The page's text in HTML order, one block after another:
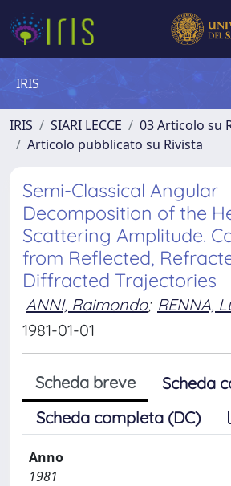
IRIS
IRIS SIARI LECCE
03 Articolo su
Articolo pubblicato su Rivista
Semi-Classical Angular
Decomposition of the
Scattering Amplitude.
from Reflected,
Diffracted Trajectories
ANNI, Raimondo; RENNA,
1981-01-01
Scheda breve
Scheda
Scheda completa (DC)
Anno
1981